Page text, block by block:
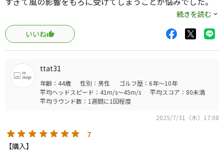
飛距離よりも方向性って感じで満足です。
アイアンシャフトがモーダス115なこともあって、手元より
のしなりで球の高さがもうちょっと抑えられるシャフトを
探して、つるやの店員さんに相談したところ、日本シャフ
トのGOSTかベンタスブルーをおすすめされました。
ちょうどお店にブラックとブルーの８Sが試打クラブであっ
たので試してみたところブルーがドンピシャで即決。
方向性、高さが安定します。シャフトでこんなに変わると
は思いませんでした。
ハイブリッド用の試打シャフトが少ないので、なかなかリ
シャフトは躊躇しますが、今回は試打できたので良かった
です。
続きを読む
いいね
ttat31
年齢：44歳 性別：男性
ゴルフ歴：6年～10年
平均ヘッドスピード：41m/s～45m/s
平均スコア：80未満
平均ラウンド数：1週間に1回程度
2025/7/31（木）17:08
7
【購入】